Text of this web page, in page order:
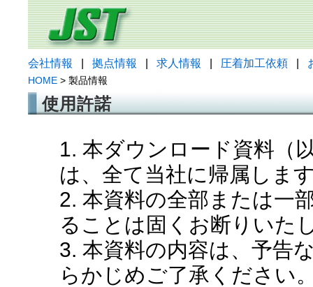
会社情報 拠点情報 求人情報 圧着加工依頼
HOME > 製品情報
使用許諾
1. 本ダウンロード資料（
は、全て当社に帰属しま
2. 本資料の全部または一
ることは固くお断りいた
3. 本資料の内容は、予告
らかじめご了承ください